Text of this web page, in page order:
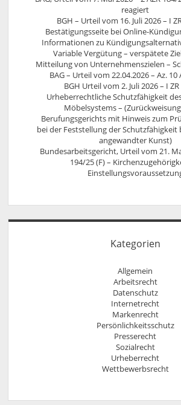
reagiert
BGH – Urteil vom 16. Juli 2026 – I
Bestätigungsseite bei Online-
Informationen zu
Variable Vergütung – verspätete
Mitteilung von Unternehmenszielen –
BAG – Urteil vom 22.04.2026 – Az. 10
BGH Urteil vom 2. Juli 2026 – I
Urheberrechtliche Schutzfähigkeit
Möbelsystems –
Berufungsgerichts mit Hinweis zum
bei der Feststellung der Schutzfähigkeit
angewandter Kunst)
Bundesarbeitsgericht, Urteil vom 21.
194/25 (F) –
Kategorien
Allgemein
Arbeitsrecht
Datenschutz
Internetrecht
Markenrecht
Persönlichkeitsschutz
Presserecht
Sozialrecht
Urheberrecht
Wettbewerbsrecht